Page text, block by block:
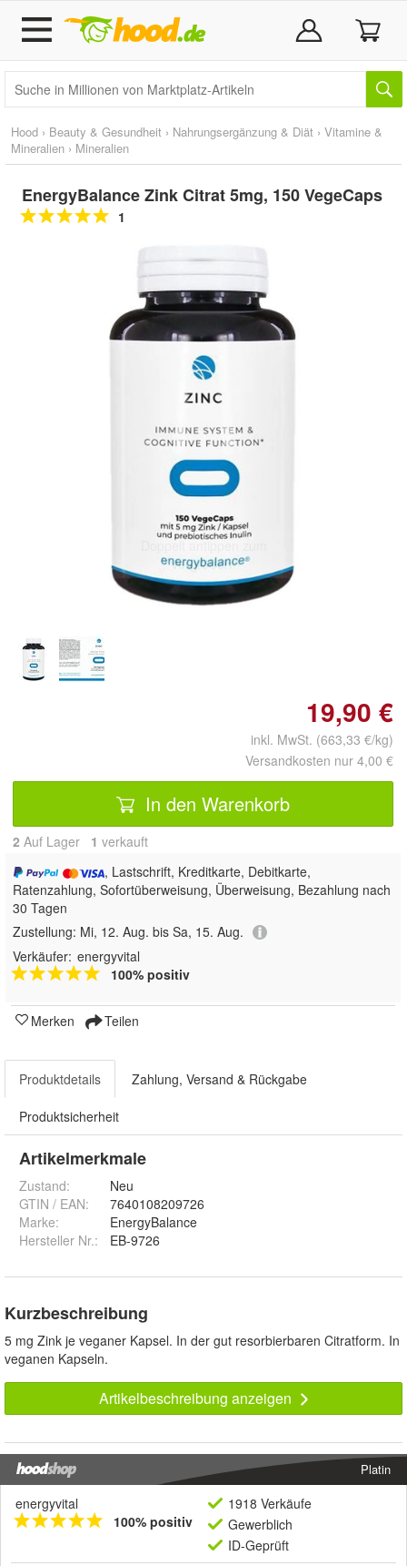
Hood › Beauty & Gesundheit › Nahrungsergänzung & Diät › Vitamine &
Mineralien › Mineralien
EnergyBalance Zink Citrat 5mg, 150 VegeCaps
1
Doppelt antippen zum
vergrößern
19,90 €
inkl. MwSt. (663,33 €/kg)
Versandkosten nur 4,00 €
In den Warenkorb
2 Auf Lager 1 verkauft
, Lastschrift, Kreditkarte, Debitkarte,
Ratenzahlung, Sofortüberweisung, Überweisung, Bezahlung nach
30 Tagen
Zustellung: Mi, 12. Aug. bis Sa, 15. Aug.
Verkäufer: energyvital
100% positiv
Merken Teilen
Produktdetails Zahlung, Versand & Rückgabe
Produktsicherheit
Artikelmerkmale
Zustand:
Neu
GTIN / EAN:
7640108209726
Marke:
EnergyBalance
Hersteller Nr.:
EB-9726
Kurzbeschreibung
5 mg Zink je veganer Kapsel. In der gut resorbierbaren Citratform. In
veganen Kapseln.
Artikelbeschreibung anzeigen
Platin
energyvital
100% positiv
1918 Verkäufe
Gewerblich
ID-Geprüft